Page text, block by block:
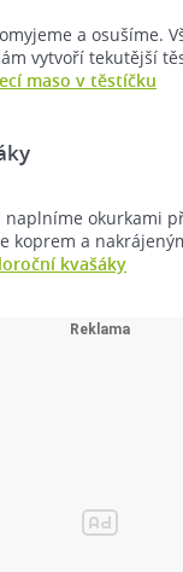
a osušíme.
vytvoří tekutější
maso v těstíčku
naplníme okurkami
koprem a
kvašáky